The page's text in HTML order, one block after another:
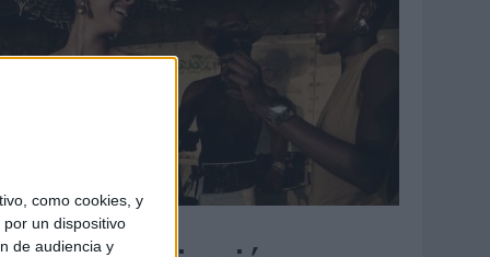
como cookies, y
un dispositivo
de audiencia y
08/2026